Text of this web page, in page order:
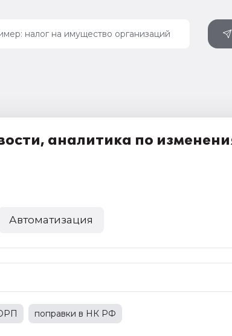
аналитика по
Автоматизация
поправки в НК РФ